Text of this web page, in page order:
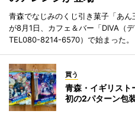
青森でなじみのくじ引き菓子「あ
が8月1日、カフェ＆バー「DIVA（
TEL080-8214-6570）で始まった。
買う
青森・イギリス
初の2パターン包